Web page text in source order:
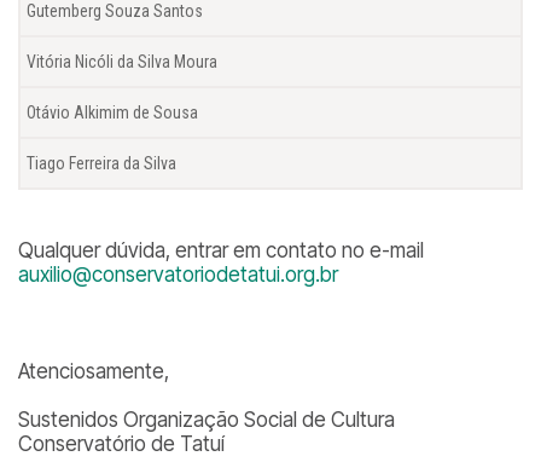
Gutemberg Souza Santos
Vitória Nicóli da Silva Moura
Otávio Alkimim de Sousa
Tiago Ferreira da Silva
Qualquer dúvida, entrar em contato no e-mail
auxilio@conservatoriodetatui.org.br
Atenciosamente,
Sustenidos Organização Social de Cultura
Conservatório de Tatuí